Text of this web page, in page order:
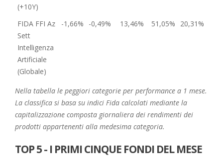
(+10Y)
FIDA FFI Az
Sett
Intelligenza
Artificiale
(Globale)
-1,66% -0,49% 13,46% 51,05% 20,31%
Nella tabella le peggiori categorie per performance a 1 mese.
La classifica si basa su indici Fida calcolati mediante la
capitalizzazione composta giornaliera dei rendimenti dei
prodotti appartenenti alla medesima categoria.
TOP 5 - I PRIMI CINQUE FONDI DEL MESE